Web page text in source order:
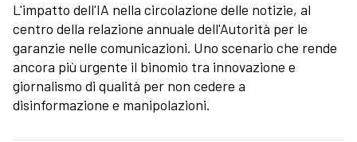
L'impatto dell'IA nella circolazione delle notizie, al
centro della relazione annuale dell'Autorità per le
garanzie nelle comunicazioni. Uno scenario che rende
ancora più urgente il binomio tra innovazione e
giornalismo di qualità per non cedere a
disinformazione e manipolazioni.